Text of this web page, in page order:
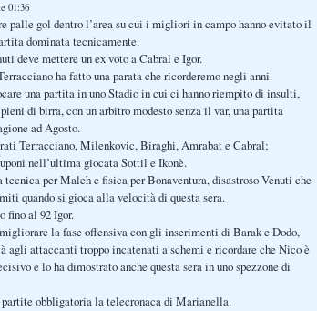
01:36
palle gol dentro l’area su cui i migliori in campo hanno evitato il
dominata tecnicamente.
deve mettere un ex voto a Cabral e Igor.
ha fatto una parata che ricorderemo negli anni.
una partita in uno Stadio in cui ci hanno riempito di insulti,
di birra, con un arbitro modesto senza il var, una partita
ad Agosto.
Terracciano, Milenkovic, Biraghi, Amrabat e Cabral;
nell’ultima giocata Sottil e Ikonè.
tecnica per Maleh e fisica per Bonaventura, disastroso Venuti che
quando si gioca alla velocità di questa sera.
fino al 92 Igor.
la fase offensiva con gli inserimenti di Barak e Dodo,
agli attaccanti troppo incatenati a schemi e ricordare che Nico è
e lo ha dimostrato anche questa sera in uno spezzone di
obbligatoria la telecronaca di Marianella.